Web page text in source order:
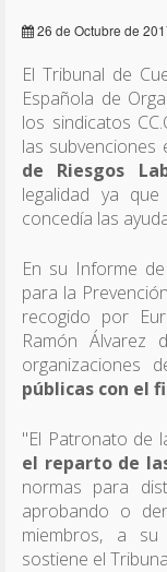
26 de Octubre de
El Tribunal de
Española de
los sindicatos
las subvenciones
de Riesgos
legalidad ya
concedía las
En su Informe
para la
recogido por
Ramón
organizaciones
públicas con el
"El Patronato de
el reparto de
normas para
aprobando o
miembros, a
sostiene el